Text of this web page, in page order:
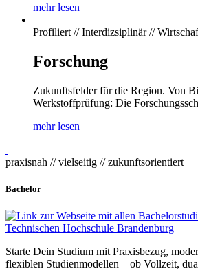
mehr lesen
Profiliert // Interdizsiplinär //
Forschung
Zukunftsfelder für die Region. Von
Werkstoffprüfung: Die
mehr lesen
praxisnah // vielseitig // zukunftsorientiert
Bachelor
Starte Dein Studium mit Praxisbezug,
flexiblen Studienmodellen – ob Vollzeit,